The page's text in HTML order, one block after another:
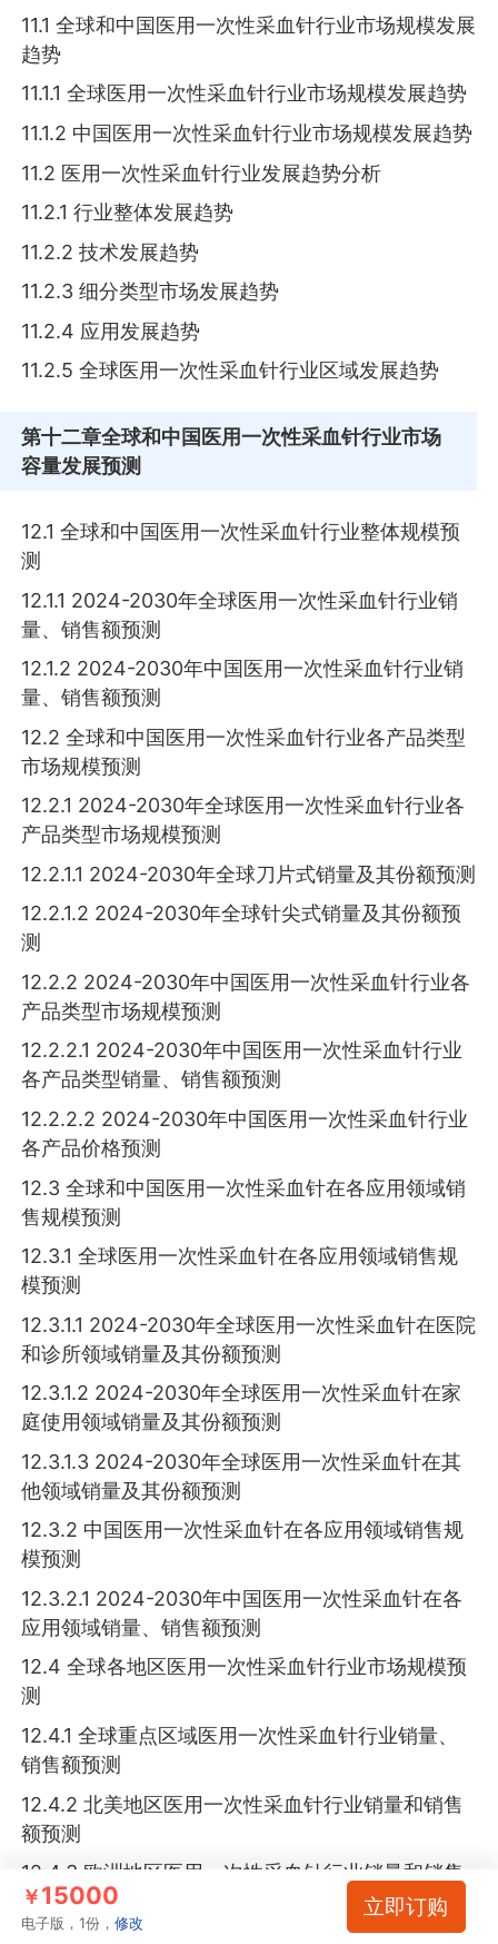
11.1 全球和中国医用一次性采血针行业市场规模发展
趋势
11.1.1 全球医用一次性采血针行业市场规模发展趋势
11.1.2 中国医用一次性采血针行业市场规模发展趋势
11.2 医用一次性采血针行业发展趋势分析
11.2.1 行业整体发展趋势
11.2.2 技术发展趋势
11.2.3 细分类型市场发展趋势
11.2.4 应用发展趋势
11.2.5 全球医用一次性采血针行业区域发展趋势
第十二章全球和中国医用一次性采血针行业市场
容量发展预测
12.1 全球和中国医用一次性采血针行业整体规模预
测
12.1.1 2024-2030年全球医用一次性采血针行业销
量、销售额预测
12.1.2 2024-2030年中国医用一次性采血针行业销
量、销售额预测
12.2 全球和中国医用一次性采血针行业各产品类型
市场规模预测
12.2.1 2024-2030年全球医用一次性采血针行业各
产品类型市场规模预测
12.2.1.1 2024-2030年全球刀片式销量及其份额预测
12.2.1.2 2024-2030年全球针尖式销量及其份额预
测
12.2.2 2024-2030年中国医用一次性采血针行业各
产品类型市场规模预测
12.2.2.1 2024-2030年中国医用一次性采血针行业
各产品类型销量、销售额预测
12.2.2.2 2024-2030年中国医用一次性采血针行业
各产品价格预测
12.3 全球和中国医用一次性采血针在各应用领域销
售规模预测
12.3.1 全球医用一次性采血针在各应用领域销售规
模预测
12.3.1.1 2024-2030年全球医用一次性采血针在医院
和诊所领域销量及其份额预测
12.3.1.2 2024-2030年全球医用一次性采血针在家
庭使用领域销量及其份额预测
12.3.1.3 2024-2030年全球医用一次性采血针在其
他领域销量及其份额预测
12.3.2 中国医用一次性采血针在各应用领域销售规
模预测
12.3.2.1 2024-2030年中国医用一次性采血针在各
应用领域销量、销售额预测
12.4 全球各地区医用一次性采血针行业市场规模预
测
12.4.1 全球重点区域医用一次性采血针行业销量、
销售额预测
12.4.2 北美地区医用一次性采血针行业销量和销售
额预测
12.4.3 欧洲地区医用一次性采血针行业销量和销售
额预测
￥15000
电子版，1份，修改
立即订购